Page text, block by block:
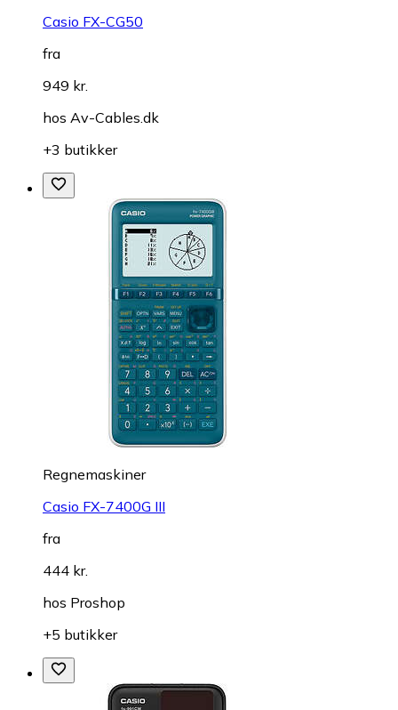
Casio FX-CG50
fra
949 kr.
hos Av-Cables.dk
+3 butikker
Regnemaskiner
Casio FX-7400G III
fra
444 kr.
hos Proshop
+5 butikker